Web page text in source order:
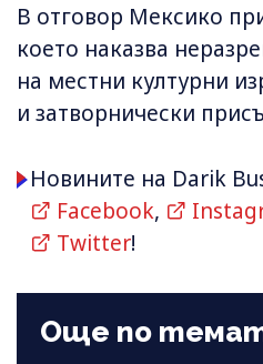
В отговор Мексико
което наказва
на местни културни
и затворнически
Новините на Darik
Facebook,
Twitter!
Още по